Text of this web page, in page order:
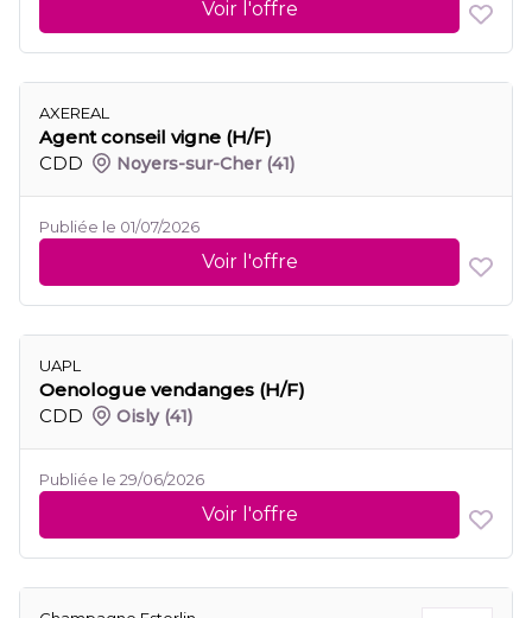
Voir l'offre
AXEREAL
Agent conseil vigne (H/F)
CDD
Noyers-sur-Cher (41)
Publiée le 01/07/2026
Voir l'offre
UAPL
Oenologue vendanges (H/F)
CDD
Oisly (41)
Publiée le 29/06/2026
Voir l'offre